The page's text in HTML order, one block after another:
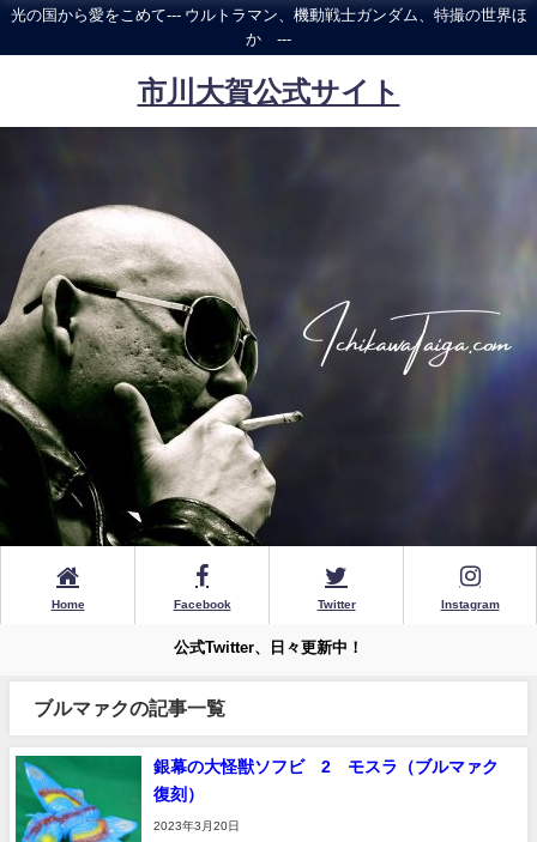
光の国から愛をこめて--- ウルトラマン、機動戦士ガンダム、特撮の世界ほ
か ---
市川大賀公式サイト
Home Facebook Twitter Instagram
公式Twitter、日々更新中！
ブルマァクの記事一覧
銀幕の大怪獣ソフビ 2 モスラ（ブルマァク
復刻）
2023年3月20日